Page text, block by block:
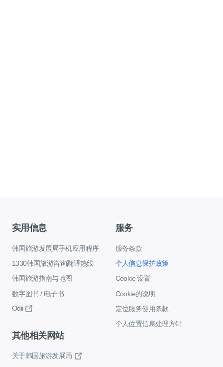
实用信息
韩国旅游发展局手机应用程序
1330韩国旅游咨询翻译热线
韩国旅游指南与地图
数字图书 / 电子书
Odii
服务
服务条款
个人信息保护政策
Cookie 设置
Cookie的说明
定位服务使用条款
个人位置信息处理方针
其他相关网站
关于韩国旅游发展局